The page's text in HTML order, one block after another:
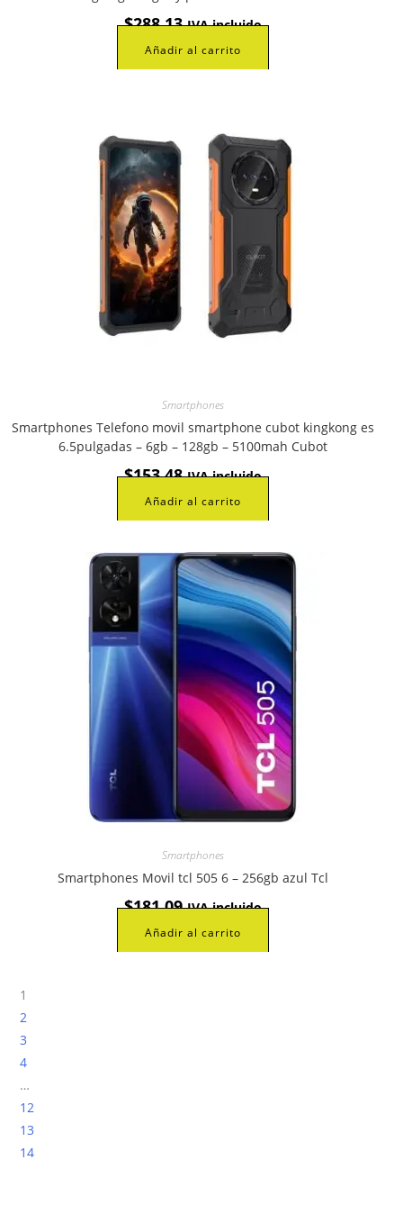
$288,13 IVA incluido
Añadir al carrito
Smartphones
Smartphones Telefono movil smartphone cubot kingkong es
6.5pulgadas – 6gb – 128gb – 5100mah Cubot
$153,48 IVA incluido
Añadir al carrito
Smartphones
Smartphones Movil tcl 505 6 – 256gb azul Tcl
$181,09 IVA incluido
Añadir al carrito
1
2
3
4
…
12
13
14